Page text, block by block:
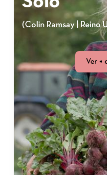
(Colin Ramsay | Reino
Ver +